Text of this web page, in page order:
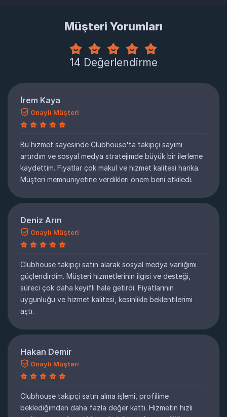
Müşteri Yorumları
14 Değerlendirme
İrem Kaya
Onaylı Müşteri
Bu hizmet sayesinde Clubhouse'ta takipçi sayımı
artırdım ve sosyal medya stratejimde büyük bir ilerleme
kaydettim. Fiyatlar çok makul ve hizmet kalitesi harika.
Müşteri memnuniyetine verdikleri önem beni etkiledi.
Deniz Arın
Onaylı Müşteri
Clubhouse takipçi satın alarak sosyal medya varlığımı
güçlendirdim. Müşteri hizmetlerinin ilgisi ve desteği,
süreci çok daha keyifli hale getirdi. Fiyatlarının
uygunluğu ve hizmet kalitesi, kesinlikle beklentilerimi
aştı.
Hakan Demir
Onaylı Müşteri
Clubhouse takipçi satın alma işlemi, profilime
beklediğimden daha fazla değer kattı. Hizmetin hızlı